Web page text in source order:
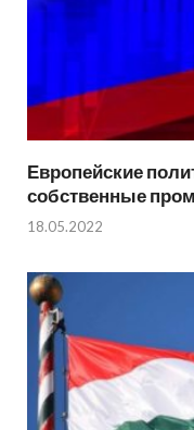
Европейские
собственные
18.05.2022